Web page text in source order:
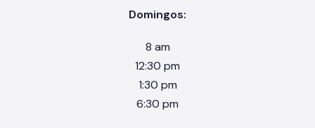
Domingos:
8 am
12:30 pm
1:30 pm
6:30 pm